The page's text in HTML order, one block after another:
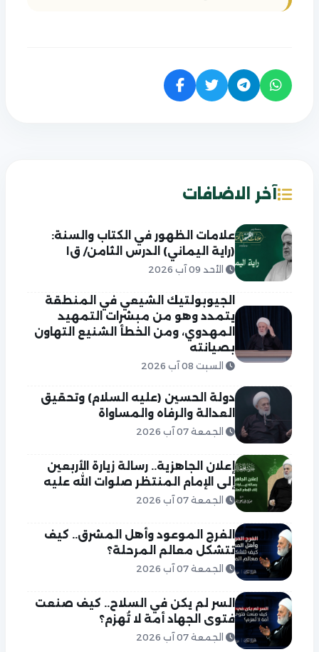
آخر الاضافات
علامات الظهور في الكتاب والسنة:
(راية اليماني) الدرس الثامن/ ق١
الأحد 09 آب 2026
الجيوبولتيك الشيعي في المنطقة
يتمدد وهو من مبشرات التمهيد
المهدوي، ومن الخطأ الشنيع التهاون
بصيانته
السبت 08 آب 2026
دولة الحسين (عليه السلام) وتحقيق
العدالة والرفاه والمساواة
الجمعة 07 آب 2026
إعلان الجاهزية.. رسالة زيارة الأربعين
إلى الإمام المنتظر صلوات الله عليه
الجمعة 07 آب 2026
الفرج الموعود وأهل المشرق.. كيف
تتشكل معالم المرحلة؟
الجمعة 07 آب 2026
السر لم يكن في السلاح.. كيف صنعت
فتوى الجهاد أمة لا تُهزم؟
الجمعة 07 آب 2026